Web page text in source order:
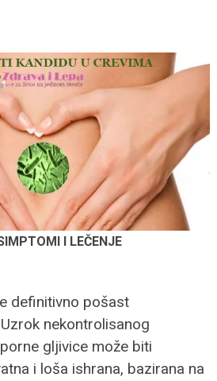
I LEČENJE
definitivno pošast
nekontrolisanog
gljivice može biti
i loša ishrana, bazirana na